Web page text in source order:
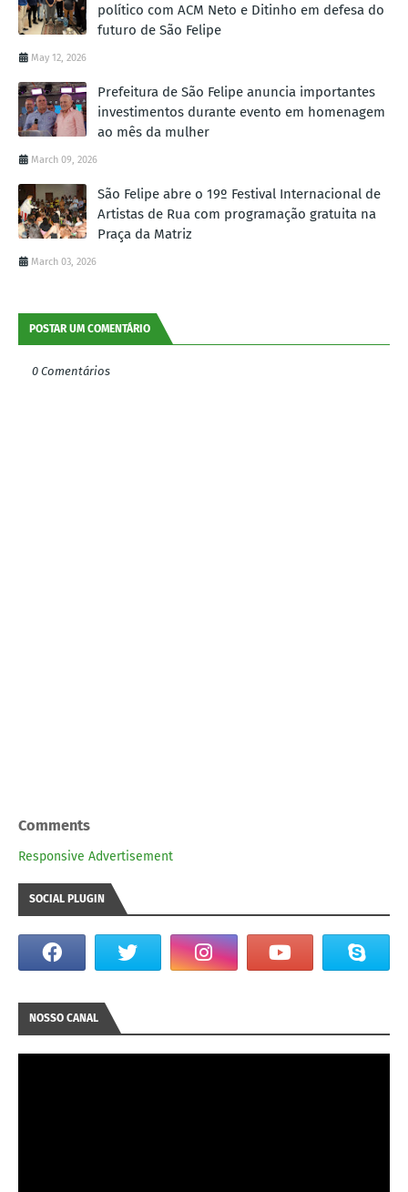
político com ACM Neto e Ditinho em defesa do
futuro de São Felipe
May 12, 2026
Prefeitura de São Felipe anuncia importantes
investimentos durante evento em homenagem
ao mês da mulher
March 09, 2026
São Felipe abre o 19º Festival Internacional de
Artistas de Rua com programação gratuita na
Praça da Matriz
March 03, 2026
POSTAR UM COMENTÁRIO
0 Comentários
Comments
Responsive Advertisement
SOCIAL PLUGIN
NOSSO CANAL